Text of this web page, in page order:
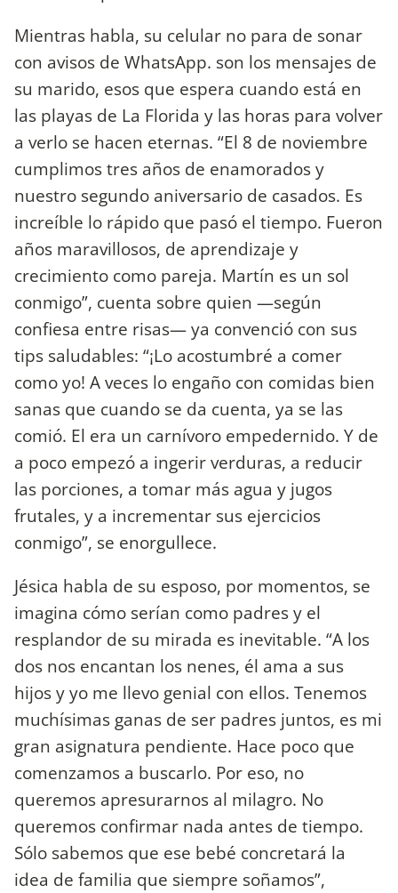
Mientras habla, su celular no para de sonar
con avisos de WhatsApp. son los mensajes de
su marido, esos que espera cuando está en
las playas de La Florida y las horas para volver
a verlo se hacen eternas. “El 8 de noviembre
cumplimos tres años de enamorados y
nuestro segundo aniversario de casados. Es
increíble lo rápido que pasó el tiempo. Fueron
años maravillosos, de aprendizaje y
crecimiento como pareja. Martín es un sol
conmigo”, cuenta sobre quien —según
confiesa entre risas— ya convenció con sus
tips saludables: “¡Lo acostumbré a comer
como yo! A veces lo engaño con comidas bien
sanas que cuando se da cuenta, ya se las
comió. El era un carnívoro empedernido. Y de
a poco empezó a ingerir verduras, a reducir
las porciones, a tomar más agua y jugos
frutales, y a incrementar sus ejercicios
conmigo”, se enorgullece.
Jésica habla de su esposo, por momentos, se
imagina cómo serían como padres y el
resplandor de su mirada es inevitable. “A los
dos nos encantan los nenes, él ama a sus
hijos y yo me llevo genial con ellos. Tenemos
muchísimas ganas de ser padres juntos, es mi
gran asignatura pendiente. Hace poco que
comenzamos a buscarlo. Por eso, no
queremos apresurarnos al milagro. No
queremos confirmar nada antes de tiempo.
Sólo sabemos que ese bebé concretará la
idea de familia que siempre soñamos”,